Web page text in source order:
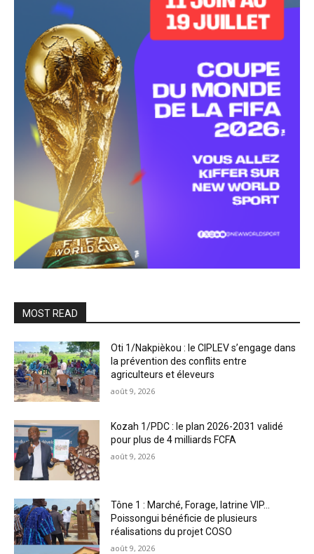
MOST READ
Oti 1/Nakpièkou : le CIPLEV s’engage dans
la prévention des conflits entre
agriculteurs et éleveurs
août 9, 2026
Kozah 1/PDC : le plan 2026-2031 validé
pour plus de 4 milliards FCFA
août 9, 2026
Tône 1 : Marché, Forage, latrine VIP…
Poissongui bénéficie de plusieurs
réalisations du projet COSO
août 9, 2026